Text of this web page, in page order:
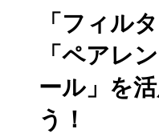
「フィル
「ペアレ
ール」を
う！